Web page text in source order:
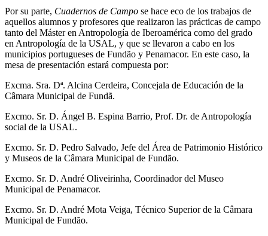
Por su parte, Cuadernos de Campo se hace eco de los trabajos de
aquellos alumnos y profesores que realizaron las prácticas de campo
tanto del Máster en Antropología de Iberoamérica como del grado
en Antropología de la USAL, y que se llevaron a cabo en los
municipios portugueses de Fundão y Penamacor. En este caso, la
mesa de presentación estará compuesta por:
Excma. Sra. Dª. Alcina Cerdeira, Concejala de Educación de la
Câmara Municipal de Fundã.
Excmo. Sr. D. Ángel B. Espina Barrio, Prof. Dr. de Antropología
social de la USAL.
Excmo. Sr. D. Pedro Salvado, Jefe del Área de Patrimonio Histórico
y Museos de la Câmara Municipal de Fundão.
Excmo. Sr. D. André Oliveirinha, Coordinador del Museo
Municipal de Penamacor.
Excmo. Sr. D. André Mota Veiga, Técnico Superior de la Câmara
Municipal de Fundão.